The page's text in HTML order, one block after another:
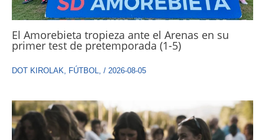
El Amorebieta tropieza ante el Arenas en su
primer test de pretemporada (1-5)
DOT KIROLAK FÚTBOL / 2026-08-05